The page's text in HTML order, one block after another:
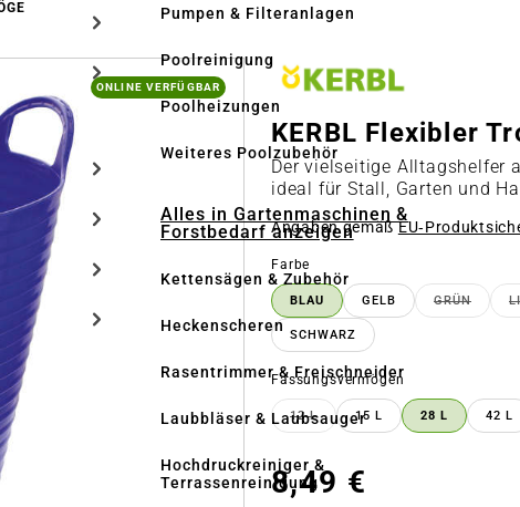
Pumpen & Filteranlagen
Poolreinigung
Poolheizungen
Weiteres Poolzubehör
Alles in Gartenmaschinen &
Forstbedarf anzeigen
Kettensägen & Zubehör
Heckenscheren
Rasentrimmer & Freischneider
Laubbläser & Laubsauger
Hochdruckreiniger &
Terrassenreinigung
ONLINE VERFÜGBAR
KERBL Flexibler
Der vielseitige Alltagshelfer
ideal für Stall, Garten und
Angaben gemäß
Farbe
BLAU GELB GRÜN(DIESE
SCHWARZ
Fassungsvermögen
12 L(DIESE OPTION IST ZURZEIT
15 L 28 L 42 L
8,49 €